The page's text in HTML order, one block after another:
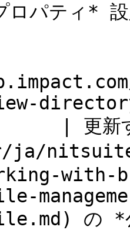
ロパティ* 設
| 更新す
ja/
with-
の *公